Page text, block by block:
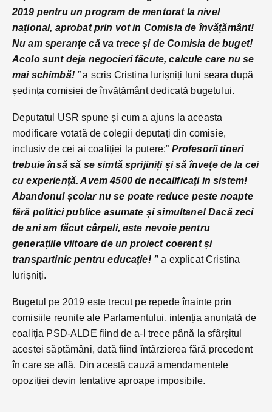
2019 pentru un program de mentorat la nivel
național, aprobat prin vot in Comisia de învățământ!
Nu am speranțe că va trece și de Comisia de buget!
Acolo sunt deja negocieri făcute, calcule care nu se
mai schimbă!”a scris Cristina Iurișniți luni seara după
ședința comisiei de învățământ dedicată bugetului.
Deputatul USR spune și cum a ajuns la aceasta
modificare votată de colegii deputați din comisie,
inclusiv de cei ai coaliției la putere:” Profesorii tineri
trebuie însă să se simtă sprijiniți și să învețe de la cei
cu experiență. Avem 4500 de necalificați in sistem!
Abandonul școlar nu se poate reduce peste noapte
fără politici publice asumate și simultane!Dacă zeci
de ani am făcut cârpeli, este nevoie pentru
generațiile viitoare de un proiect coerent și
transpartinic pentru educație! ”a explicat Cristina
Iurișniți.
Bugetul pe 2019 este trecut pe repede înainte prin
comisiile reunite ale Parlamentului, intenția anunțată de
coaliția PSD-ALDE fiind de a-l trece până la sfârșitul
acestei săptămâni, dată fiind întârzierea fără precedent
în care se află. Din acestă cauză amendamentele
opoziției devin tentative aproape imposibile.